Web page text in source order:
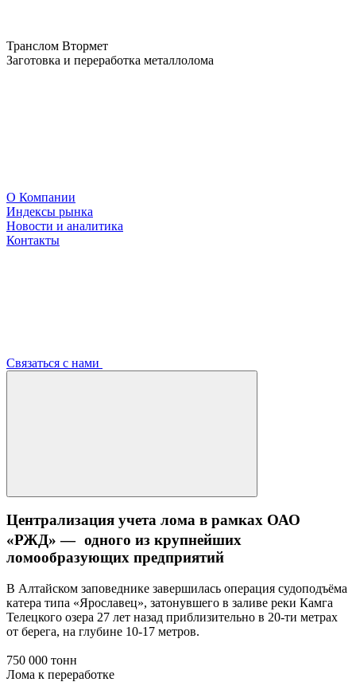
Транслом Втормет
Заготовка и переработка металлолома
О Компании
Индексы рынка
Новости и аналитика
Контакты
Связаться с нами
Централизация учета лома в рамках ОАО
«РЖД» — одного из крупнейших
ломообразующих предприятий
В Алтайском заповеднике завершилась операция судоподъёма
катера типа «Ярославец», затонувшего в заливе реки Камга
Телецкого озера 27 лет назад приблизительно в 20-ти метрах
от берега, на глубине 10-17 метров.
750 000 тонн
Лома к переработке